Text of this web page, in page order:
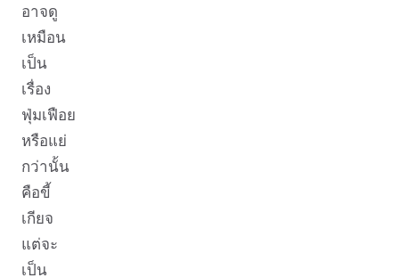
อาจดู
เหมือน
เป็น
เรื่อง
ฟุ่มเฟือย
หรือแย่
กว่านั้น
คือขี้
เกียจ
แต่จะ
เป็น